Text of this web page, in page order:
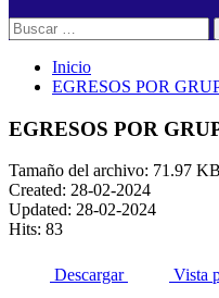
Buscar:
Inicio
EGRESOS POR
EGRESOS POR
Tamaño del archivo: 71.97 KB
Created: 28-02-2024
Updated: 28-02-2024
Hits: 83
Descargar Vista